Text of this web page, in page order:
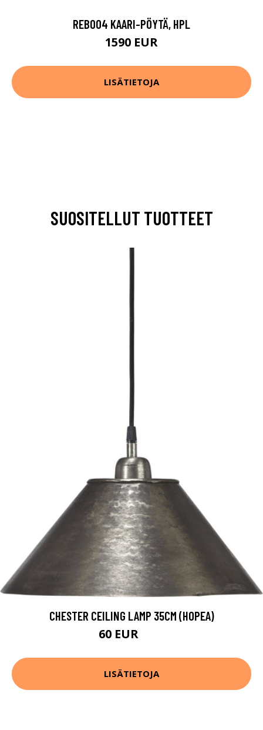
REB004 KAARI-PÖYTÄ, HPL
1590 EUR
LISÄTIETOJA
SUOSITELLUT TUOTTEET
CHESTER CEILING LAMP 35CM (HOPEA)
60 EUR
LISÄTIETOJA